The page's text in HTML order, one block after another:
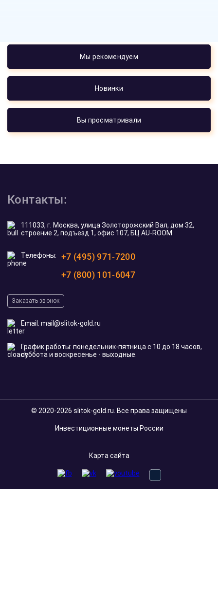
Мы рекомендуем
Новинки
Вы просматривали
Контакты:
111033, г. Москва, улица Золоторожский Вал, дом 32,
строение 2, подъезд 1, офис 107, БЦ AU-ROOM
Телефоны:
+7 (495) 971-7200
+7 (800) 101-6047
Заказать звонок
Email: mail@slitok-gold.ru
График работы: понедельник-пятница с 10 до 18 часов,
суббота и воскресенье - выходные.
© 2020-2026 slitok-gold.ru. Все права защищены
Инвестиционные монеты России
Карта сайта